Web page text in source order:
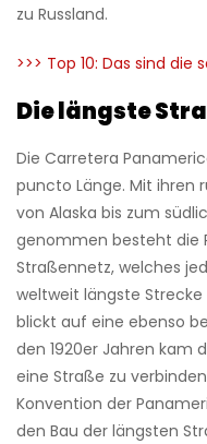
zu Russland.
>>> Top 10: Das sind
Die längste
Die Carretera
puncto Länge. Mit ihren
von Alaska bis zum
genommen besteht die
Straßennetz, welches
weltweit längste
blickt auf eine ebenso
den 1920er Jahren kam
eine Straße zu
Konvention der
den Bau der längsten